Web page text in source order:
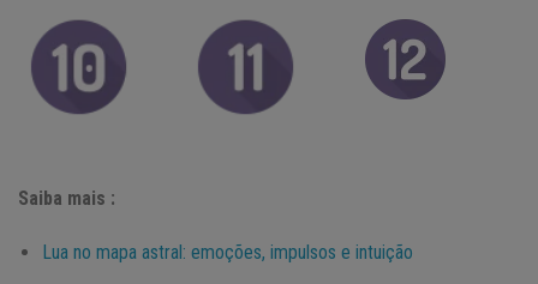
Saiba mais :
Lua no mapa astral: emoções, impulsos e intuição